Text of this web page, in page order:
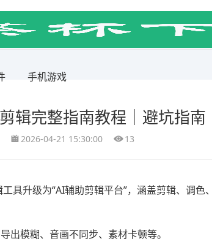
手机游戏
辑完整指南教程｜避坑指南
2026-04-21 15:30:00 13
具升级为“AI辅助剪辑平台”，涵盖剪辑、调色
出模糊、音画不同步、素材卡顿等。